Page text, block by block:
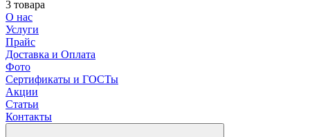
3 товара
О нас
Услуги
Прайс
Доставка и Оплата
Фото
Сертификаты и ГОСТы
Акции
Статьи
Контакты